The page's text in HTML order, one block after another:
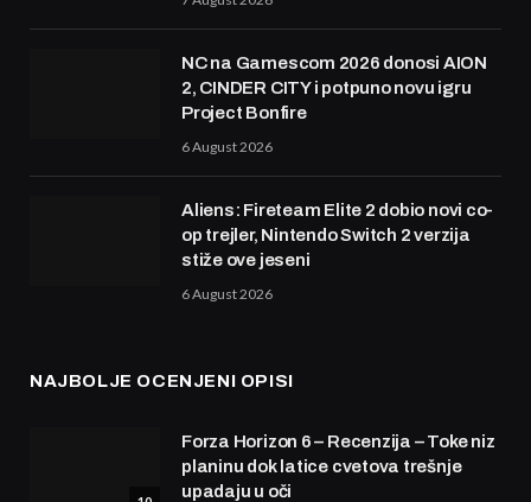
NC na Gamescom 2026 donosi AION
2, CINDER CITY i potpuno novu igru
Project Bonfire
6 August 2026
Aliens: Fireteam Elite 2 dobio novi co-
op trejler, Nintendo Switch 2 verzija
stiže ove jeseni
6 August 2026
NAJBOLJE OCENJENI OPISI
Forza Horizon 6 – Recenzija – Toke niz
planinu dok latice cvetova trešnje
upadaju u oči